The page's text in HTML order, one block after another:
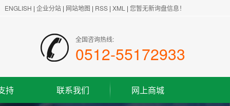
ENGLISH | 企业分站 | 网站地图 | RSS | XML | 您暂无新询盘信息！
全国咨询热线:
0512-55172933
持
联系我们
网上商城